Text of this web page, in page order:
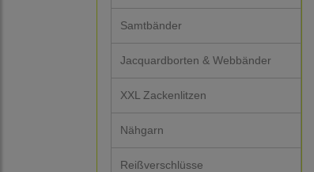
Samtbänder
Jacquardborten & Webbänder
XXL Zackenlitzen
Nähgarn
Reißverschlüsse